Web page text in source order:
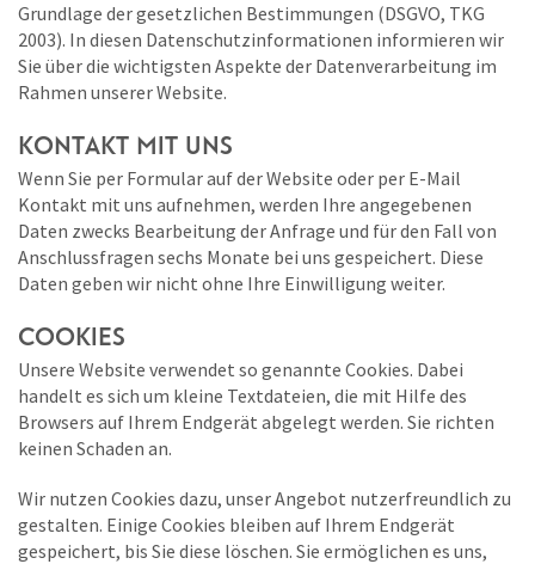
Grundlage der gesetzlichen Bestimmungen (DSGVO, TKG
2003). In diesen Datenschutzinformationen informieren wir
Sie über die wichtigsten Aspekte der Datenverarbeitung im
Rahmen unserer Website.
KONTAKT MIT UNS
Wenn Sie per Formular auf der Website oder per E-Mail
Kontakt mit uns aufnehmen, werden Ihre angegebenen
Daten zwecks Bearbeitung der Anfrage und für den Fall von
Anschlussfragen sechs Monate bei uns gespeichert. Diese
Daten geben wir nicht ohne Ihre Einwilligung weiter.
COOKIES
Unsere Website verwendet so genannte Cookies. Dabei
handelt es sich um kleine Textdateien, die mit Hilfe des
Browsers auf Ihrem Endgerät abgelegt werden. Sie richten
keinen Schaden an.
Wir nutzen Cookies dazu, unser Angebot nutzerfreundlich zu
gestalten. Einige Cookies bleiben auf Ihrem Endgerät
gespeichert, bis Sie diese löschen. Sie ermöglichen es uns,